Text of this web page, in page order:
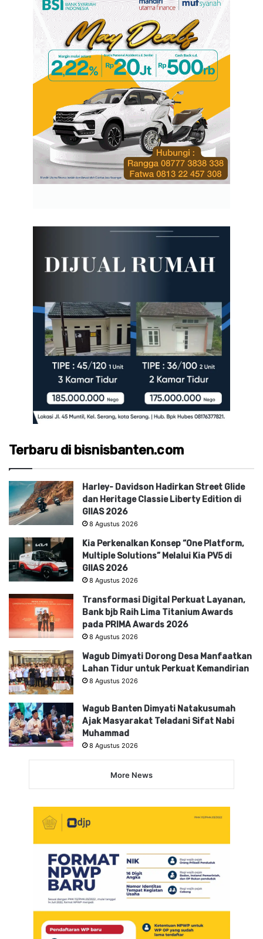
Terbaru di bisnisbanten.com
Harley- Davidson Hadirkan Street Glide
dan Heritage Classie Liberty Edition di
GIIAS 2026
8 Agustus 2026
Kia Perkenalkan Konsep “One Platform,
Multiple Solutions” Melalui Kia PV5 di
GIIAS 2026
8 Agustus 2026
Transformasi Digital Perkuat Layanan,
Bank bjb Raih Lima Titanium Awards
pada PRIMA Awards 2026
8 Agustus 2026
Wagub Dimyati Dorong Desa Manfaatkan
Lahan Tidur untuk Perkuat Kemandirian
8 Agustus 2026
Wagub Banten Dimyati Natakusumah
Ajak Masyarakat Teladani Sifat Nabi
Muhammad
8 Agustus 2026
More News